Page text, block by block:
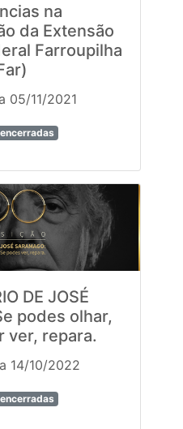
na
da Extensão
Farroupilha
05/11/2021
DE JOSÉ
podes olhar,
ver, repara.
14/10/2022